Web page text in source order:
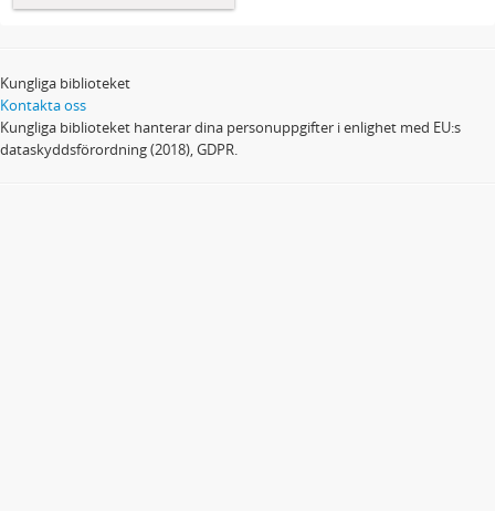
Kungliga biblioteket
Kontakta oss
Kungliga biblioteket hanterar dina personuppgifter i enlighet med EU:s
dataskyddsförordning (2018), GDPR.